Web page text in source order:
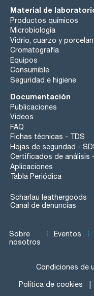
Material de
Productos químicos
Microbiología
Vidrio, cuarzo y
Cromatografía
Equipos
Consumible
Seguridad e higiene
Documentación
Publicaciones
Videos
FAQ
Fichas técnicas - TDS
Hojas de seguridad -
Certificados de análisis
Aplicaciones
Tabla Periódica
Scharlau leathergoods
Canal de denuncias
Sobre
nosotros
Eventos
Condiciones de
Política de cookies